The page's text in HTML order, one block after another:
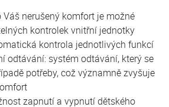
Váš nerušený komfort je možné
kontrolek vnitřní jednotky
kontrola jednotlivých funkcí
odtávání: systém odtávání, který se
potřeby, což významně zvyšuje
zapnutí a vypnutí dětského